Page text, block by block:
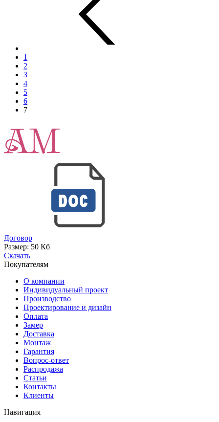
1
2
3
4
5
6
7
Договор
Размер: 50 Кб
Скачать
Покупателям
О компании
Индивидуальный проект
Производство
Проектирование и дизайн
Оплата
Замер
Доставка
Монтаж
Гарантия
Вопрос-ответ
Распродажа
Статьи
Контакты
Клиенты
Навигация